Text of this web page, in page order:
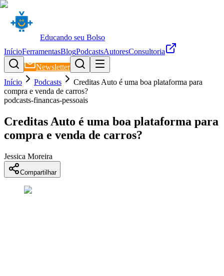
Educando seu Bolso
InícioFerramentasBlogPodcastsAutoresConsultoria
Newsletter
Início
Podcasts
Creditas Auto é uma boa plataforma para
compra e venda de carros?
podcasts-financas-pessoais
Creditas Auto é uma boa plataforma para
compra e venda de carros?
Jessica Moreira
Compartilhar